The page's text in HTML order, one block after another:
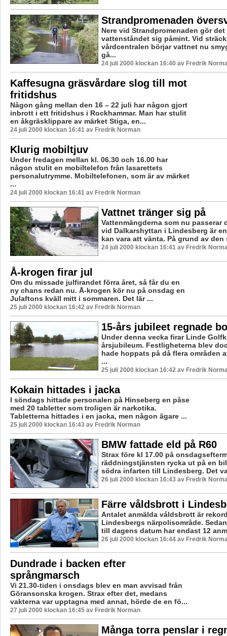
Strandpromenaden
Nere vid Strandpromenaden gör det
vattenståndet sig påmint. Vid
vårdcentralen börjar vattnet nu
gå...
24 juli 2000 klockan 16:40 av Fredrik
Kaffesugna gräsvårdare slog till mot
fritidshus
Någon gång mellan den 16 – 22 juli har någon gjort
inbrott i ett fritidshus i Rockhammar. Man har stulit
en åkgräsklippare av märket Stiga, en...
24 juli 2000 klockan 16:41 av Fredrik Norman
Klurig mobiltjuv
Under fredagen mellan kl. 06.30 och 16.00 har
någon stulit en mobiltelefon från lasarettets
personalutrymme. Mobiltelefonen, som är av märket
...
24 juli 2000 klockan 16:41 av Fredrik Norman
Vattnet tränger sig på
Vattenmängderna som nu passerar
vid Dalkarshyttan i Lindesberg är
kan vara att vänta. På grund av den
24 juli 2000 klockan 16:41 av Fredrik
Å-krogen firar jul
Om du missade julfirandet förra året, så får du en
ny chans redan nu. Å-krogen kör nu på onsdag en
Julaftons kväll mitt i sommaren. Det lär ...
25 juli 2000 klockan 16:42 av Fredrik Norman
15-års jubileet regnade
Under denna vecka firar Linde
årsjubileum. Festligheterna blev
hade hoppats på då flera områden
...
25 juli 2000 klockan 16:42 av Fredrik
Kokain hittades i jacka
I söndags hittade personalen på Hinseberg en påse
med 20 tabletter som troligen är narkotika.
Tabletterna hittades i en jacka, men någon ägare ...
25 juli 2000 klockan 16:43 av Fredrik Norman
BMW fattade eld på R60
Strax före kl 17.00 på
räddningstjänsten rycka ut på en
södra infarten till Lindesberg. Det
26 juli 2000 klockan 16:43 av Fredrik
Färre våldsbrott i
Antalet anmälda våldsbrott är
Lindesbergs närpolisområde.
till dagens datum har endast 12
26 juli 2000 klockan 16:44 av Fredrik
Dundrade i backen efter
språngmarsch
Vi 21.30-tiden i onsdags blev en man avvisad från
Göransonska krogen. Strax efter det, medans
vakterna var upptagna med annat, hörde de en fö...
27 juli 2000 klockan 16:45 av Fredrik Norman
Många torra penslar i